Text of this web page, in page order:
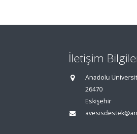
İletişim
Anadolu
26470
Eskişehir